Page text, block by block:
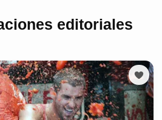
editoriales